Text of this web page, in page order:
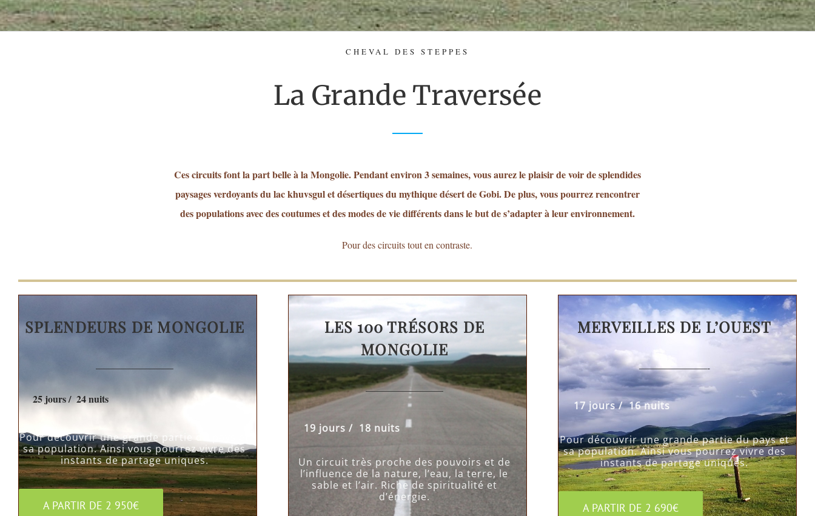
CHEVAL DES STEPPES
La Grande Traversée
Ces circuits font la part belle à la Mongolie. Pendant environ 3 semaines, vous aurez le plaisir de voir de splendides
paysages verdoyants du lac khuvsgul et désertiques du mythique désert de Gobi. De plus, vous pourrez rencontrer
des populations avec des coutumes et des modes de vie différents dans le but de s’adapter à leur environnement.
Pour des circuits tout en contraste.
SPLENDEURS DE MONGOLIE
————————
25 jours / 24 nuits
Pour découvrir une grande partie du pays et
sa population. Ainsi vous pourrez vivre des
instants de partage uniques.
A PARTIR DE 2 950€
LES 100 TRÉSORS DE
MONGOLIE
————————
19 jours / 18 nuits
Un circuit très proche des pouvoirs et de
l’influence de la nature, l’eau, la terre, le
sable et l’air. Riche de spiritualité et
d’énergie.
MERVEILLES DE L’OUEST
———————-
17 jours / 16 nuits
Pour découvrir une grande partie du pays et
sa population. Ainsi vous pourrez vivre des
instants de partage uniques.
A PARTIR DE 2 690€